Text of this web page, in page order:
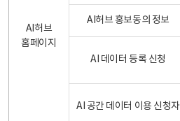
AI허브
홈페이지
AI허브 홍보동의 정보
AI 데이터 등록 신청
AI 공간 데이터 이용 신청자